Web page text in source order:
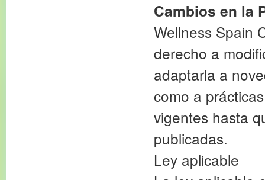
Cambios en la
Wellness Spain
derecho a
adaptarla a
como a
vigentes hasta
publicadas.
Ley aplicable